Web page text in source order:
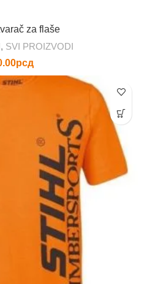
za flaše
, SVI PROIZVODI
рсд
Ovaj
proizvod
ima
više
varijanti.